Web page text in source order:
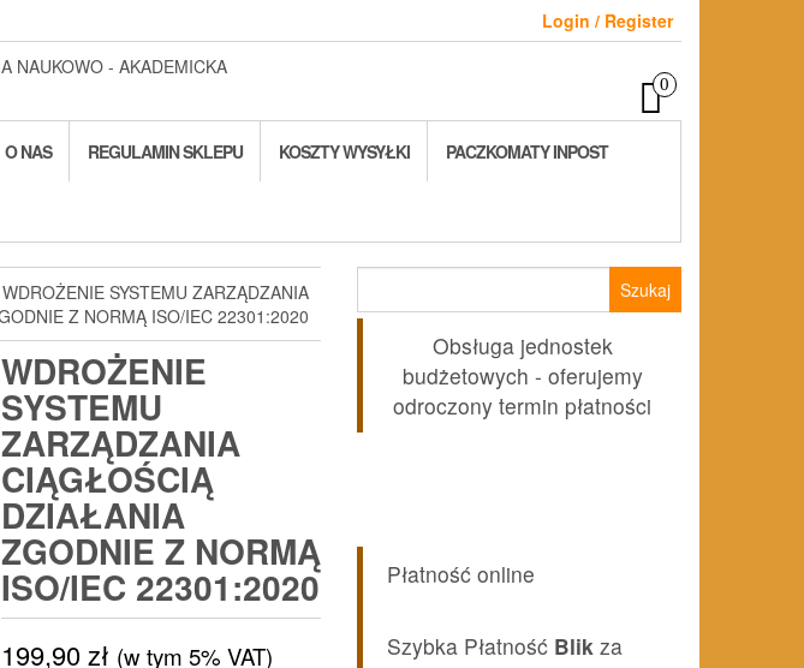
Login / Register
NAUKOWO - AKADEMICKA
0
O NAS REGULAMIN SKLEPU KOSZTY WYSYŁKI PACZKOMATY INPOST
SYSTEMU ZARZĄDZANIA
Z NORMĄ ISO/IEC 22301:2020
WDROŻENIE
SYSTEMU
ZARZĄDZANIA
CIĄGŁOŚCIĄ
DZIAŁANIA
ZGODNIE Z NORMĄ
ISO/IEC 22301:2020
199,90zł (w tym 5% VAT)
Obsługa jednostek
budżetowych - oferujemy
odroczony termin płatności
Płatność online
Szybka Płatność Blik za